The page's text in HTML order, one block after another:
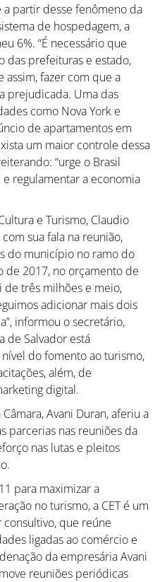
utilizar
partir desse fenômeno da
de hospedagem, a
6%. “É necessário que
das prefeituras e estado,
assim, fazer com que a
prejudicada. Uma das
como Nova York e
de apartamentos em
um maior controle dessa
“urge o Brasil
regulamentar a economia
e Turismo, Claudio
sua fala na reunião,
do município no ramo do
de 2017, no orçamento de
de três milhões e meio,
adicionar mais dois
informou o secretário,
de Salvador está
do fomento ao turismo,
além, de
digital.
Avani Duran, aferiu a
parcerias nas reuniões da
nas lutas e pleitos
para maximizar a
no turismo, a CET é um
que reúne
ligadas ao comércio e
da empresária Avani
reuniões periódicas